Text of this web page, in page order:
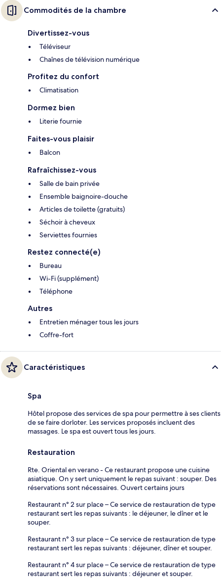
Commodités de la chambre
Divertissez-vous
Téléviseur
Chaînes de télévision numérique
Profitez du confort
Climatisation
Dormez bien
Literie fournie
Faites-vous plaisir
Balcon
Rafraîchissez-vous
Salle de bain privée
Ensemble baignoire-douche
Articles de toilette (gratuits)
Séchoir à cheveux
Serviettes fournies
Restez connecté(e)
Bureau
Wi-Fi (supplément)
Téléphone
Autres
Entretien ménager tous les jours
Coffre-fort
Caractéristiques
Spa
Hôtel propose des services de spa pour permettre à ses clients
de se faire dorloter. Les services proposés incluent des
massages. Le spa est ouvert tous les jours.
Restauration
Rte. Oriental en verano - Ce restaurant propose une cuisine
asiatique. On y sert uniquement le repas suivant : souper. Des
réservations sont nécessaires. Ouvert certains jours
Restaurant n° 2 sur place – Ce service de restauration de type
restaurant sert les repas suivants : le déjeuner, le dîner et le
souper.
Restaurant n° 3 sur place – Ce service de restauration de type
restaurant sert les repas suivants : déjeuner, dîner et souper.
Restaurant n° 4 sur place – Ce service de restauration de type
restaurant sert les repas suivants : déjeuner et souper.